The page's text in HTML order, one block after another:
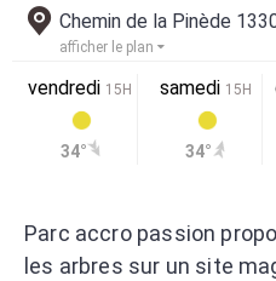
Chemin de la Pinède
afficher le plan
vendredi 15H
34°
samedi 15H
34°
Parc accro passion
les arbres sur un site